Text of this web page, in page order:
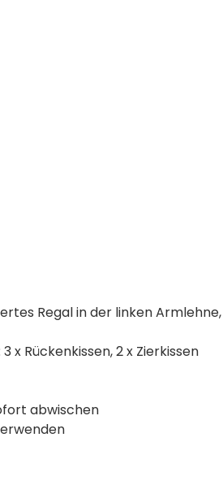
Regal in der linken
Rückenkissen, 2 x Zierkissen
abwischen